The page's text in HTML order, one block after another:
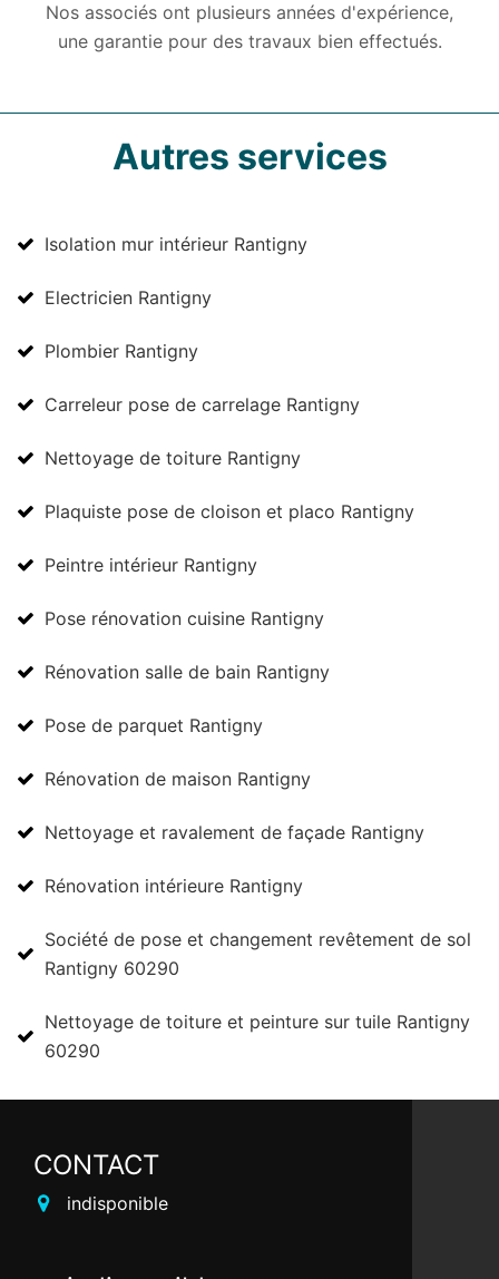
Nos associés ont plusieurs années d'expérience,
une garantie pour des travaux bien effectués.
Autres services
Isolation mur intérieur Rantigny
Electricien Rantigny
Plombier Rantigny
Carreleur pose de carrelage Rantigny
Nettoyage de toiture Rantigny
Plaquiste pose de cloison et placo Rantigny
Peintre intérieur Rantigny
Pose rénovation cuisine Rantigny
Rénovation salle de bain Rantigny
Pose de parquet Rantigny
Rénovation de maison Rantigny
Nettoyage et ravalement de façade Rantigny
Rénovation intérieure Rantigny
Société de pose et changement revêtement de sol
Rantigny 60290
Nettoyage de toiture et peinture sur tuile Rantigny
60290
CONTACT
indisponible